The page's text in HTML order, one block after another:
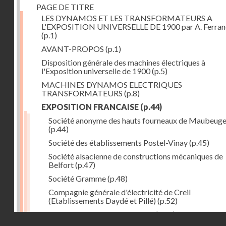
PAGE DE TITRE
LES DYNAMOS ET LES TRANSFORMATEURS A
L'EXPOSITION UNIVERSELLE DE 1900 par A.
(p.1)
AVANT-PROPOS (p.1)
Disposition générale des machines électriques à
l'Exposition universelle de 1900(p.5)
MACHINES DYNAMOS ELECTRIQUES
TRANSFORMATEURS (p.8)
EXPOSITION FRANCAISE (p.44)
Société anonyme des hauts fourneaux de Maubeuge
(p.44)
Société des établissements Postel-Vinay(p.45)
Société alsacienne de constructions mécaniques de
Belfort(p.47)
Société Gramme(p.48)
Compagnie générale d'électricité de Creil
(Etablissements Daydé et Pillé) (p.52)
Compagnie générale de Nancy(p.52)